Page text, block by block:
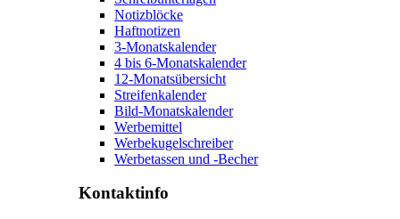
Notizblöcke
Haftnotizen
3-Monatskalender
4 bis 6-Monatskalender
12-Monatsübersicht
Streifenkalender
Bild-Monatskalender
Werbemittel
Werbekugelschreiber
Werbetassen und -Becher
Kontaktinfo